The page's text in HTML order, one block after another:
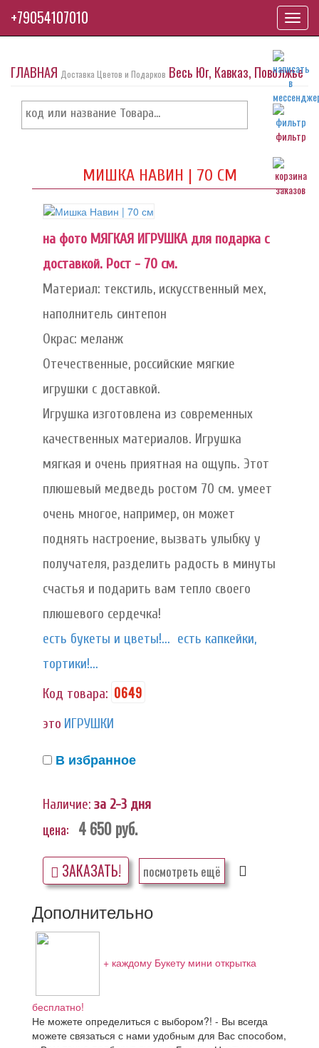
фильтр
ГЛАВНАЯ Доставка Цветов и Подарков Весь Юг, Кавказ, Поволжье
МИШКА НАВИН | 70 СМ
на фото МЯГКАЯ ИГРУШКА для подарка с
доставкой. Рост - 70 см.
Материал: текстиль, искусственный мех,
наполнитель синтепон
Окрас: меланж
Отечественные, российские мягкие
игрушки с доставкой.
Игрушка изготовлена из современных
качественных материалов. Игрушка
мягкая и очень приятная на ощупь. Этот
плюшевый медведь ростом 70 см. умеет
очень многое, например, он может
поднять настроение, вызвать улыбку у
получателя, разделить радость в минуты
счастья и подарить вам тепло своего
плюшевого сердечка!
есть букеты и цветы!... есть капкейки,
тортики!...
Код товара: 0649
это ИГРУШКИ
В избранное
Наличие: за 2-3 дня
цена: 4 650руб.
ЗАКАЗАТЬ! посмотреть ещё
Дополнительно
+ каждому Букету мини открытка
бесплатно!
Не можете определиться с выбором?! - Вы всегда
можете связаться с нами удобным для Вас способом,
+79054107010